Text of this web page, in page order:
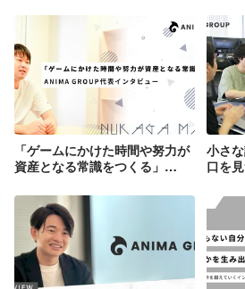
業 これまで
得たノウハ
人々の「制
レイのマッチ
「ニュース
域のD2C」
ます。 今後も「多くの人々の制約を取り
払う」ことが
れる社会を実
スを共に立ち
す。 ■ グル
データのマ
場企業規模
ムプレイのマ
ム」「ニュ
食領域のD2C
「ゲームにかけた時間や努力が
資産となる常識をつくる」
ー
小さ
口を
紹介